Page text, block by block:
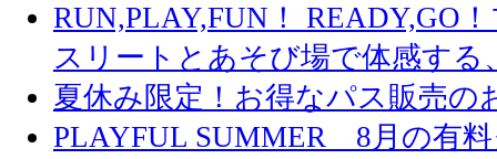
RUN,PLAY,FUN！ READY,GO
スリートとあそび場で体感する
夏休み限定！お得なパス販売の
PLAYFUL SUMMER 8月の有